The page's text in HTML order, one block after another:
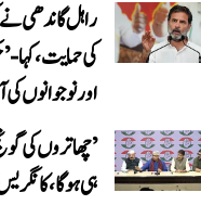
راہل گاندھی
کی حمایت، کہا-
اور نوجوانوں
’چھاتروں کی
ہی ہوگا،